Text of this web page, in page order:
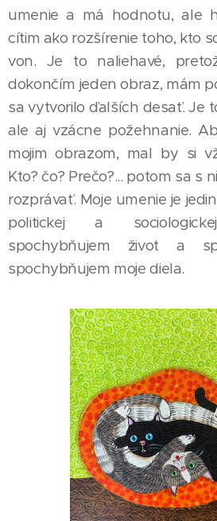
umenie a má hodnotu, ale
cítim ako rozšírenie toho, kto
von. Je to naliehavé,
dokončím jeden obraz, mám
sa vytvorilo ďalších desať. Je
ale aj vzácne požehnanie.
mojim obrazom, mal by si
Kto? čo? Prečo?... potom sa s
rozprávať. Moje umenie je
politickej a
spochybňujem život a
spochybňujem moje diela.